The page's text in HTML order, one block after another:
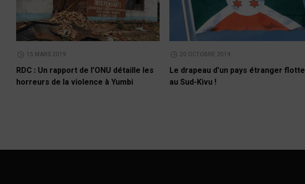
15 MARS 2019
RDC : Un rapport de l’ONU détaille les
horreurs de la violence à Yumbi
20 OCTOBRE 2019
Le drapeau d’un pays étranger flotte
au Sud-Kivu !